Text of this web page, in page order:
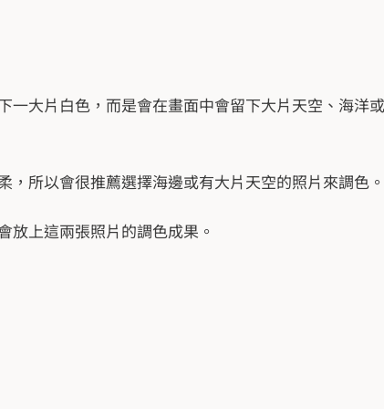
一大片白色，而是會在畫面中會留下大片天空、海洋
所以會很推薦選擇海邊或有大片天空的照片來調色。
放上這兩張照片的調色成果。